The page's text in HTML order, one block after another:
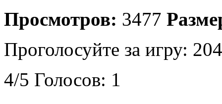
Просмотров: 3477
Проголосуйте за игру:
4/5 Голосов: 1